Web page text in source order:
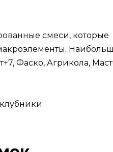
смеси, которые
Фаско, Агрикола,